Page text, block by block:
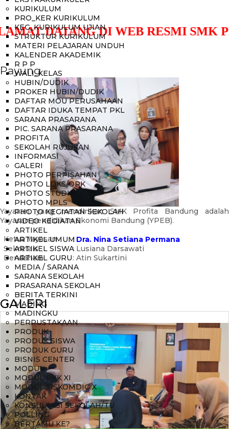
KURIKULUM
PRO_KER KURIKULUM
KEG_KURIKULUM UJIAN
STRUKTUR KURIKULUM
MATERI PELAJARAN UNDUH
KALENDER AKADEMIK
R P P
WALI_KELAS
HUBIN/DUDIK
PROKER HUBIN/DUDIK
DAFTAR MOU PERUSAHAAN
DAFTAR IDUKA TEMPAT PKL
SARANA PRASARANA
PIC. SARANA PRASARANA
PROFITA
SEKOLAH RUJUKAN
INFORMASI
GALERI
PHOTO PERPISAHAN
PHOTO LDKS/OPK
PHOTO STUDI TOUR
PHOTO MPLS
PHOTO KEGIATAN SEKOLAH
VIDEO KEGIATAN
ARTIKEL
ARTIKEL UMUM
ARTIKEL SISWA
ARTIKEL GURU
MEDIA / SARANA
SARANA SEKOLAH
PRASARANA SEKOLAH
BERITA TERKINI
MADING
MADINGKU
PERPUSTAKAAN
PRODUK
PRODUK SISWA
PRODUK GURU
BISNIS CENTER
MODUL
MODUL PKK XI
MODUL SISKOMDIG X
KONTAK
KONSULTASI SEKOLAH/TU
POLLING
BERTAMU KE?
DATANG DI WEB RESMI SMK
Payung
Yayasan yang mendirikan SMK Profita Bandung adalah
Yayasan pendidikan Ekonomi Bandung (YPEB).
Ketua Yayasan
: Dra. Nina Setiana Permana
Sekretais
: Lusiana Darsawati
Bendahara
: Atin Sukartini
GALERI